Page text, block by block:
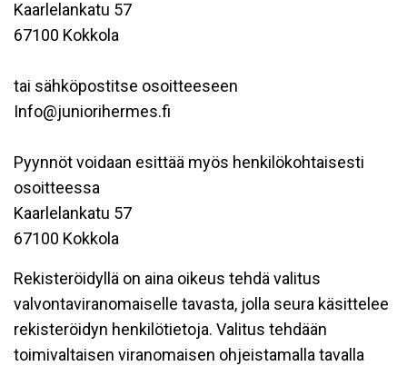
Kaarlelankatu 57
67100 Kokkola
tai sähköpostitse osoitteeseen
Info@juniorihermes.fi
Pyynnöt voidaan esittää myös henkilökohtaisesti
osoitteessa
Kaarlelankatu 57
67100 Kokkola
Rekisteröidyllä on aina oikeus tehdä valitus
valvontaviranomaiselle tavasta, jolla seura käsittelee
rekisteröidyn henkilötietoja. Valitus tehdään
toimivaltaisen viranomaisen ohjeistamalla tavalla